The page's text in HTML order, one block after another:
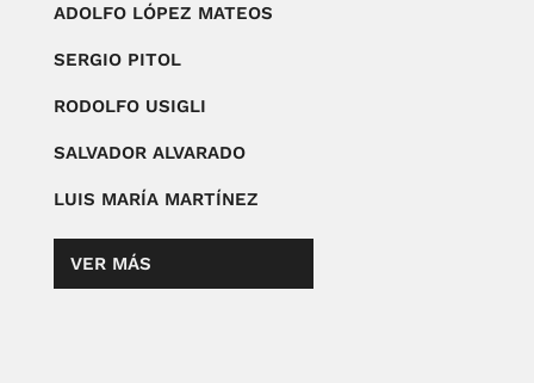
ADOLFO LÓPEZ MATEOS
SERGIO PITOL
RODOLFO USIGLI
SALVADOR ALVARADO
LUIS MARÍA MARTÍNEZ
VER MÁS